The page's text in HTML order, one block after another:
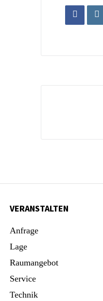
VERANSTALTEN
Anfrage
Lage
Raumangebot
Service
Technik